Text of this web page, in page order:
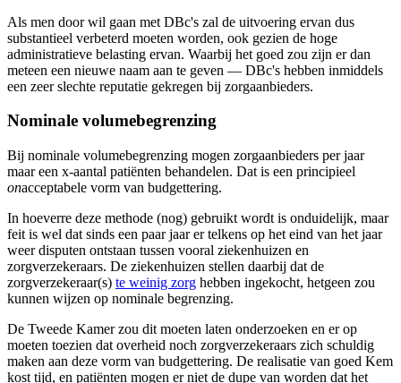
Als men door wil gaan met DBc's zal de uitvoering ervan dus
substantieel verbeterd moeten worden, ook gezien de hoge
administratieve belasting ervan. Waarbij het goed zou zijn er dan
meteen een nieuwe naam aan te geven — DBc's hebben inmiddels
een zeer slechte reputatie gekregen bij zorgaanbieders.
Nominale volumebegrenzing
Bij nominale volumebegrenzing mogen zorgaanbieders per jaar
maar een x-aantal patiënten behandelen. Dat is een principieel
onacceptabele vorm van budgettering.
In hoeverre deze methode (nog) gebruikt wordt is onduidelijk, maar
feit is wel dat sinds een paar jaar er telkens op het eind van het jaar
weer disputen ontstaan tussen vooral ziekenhuizen en
zorgverzekeraars. De ziekenhuizen stellen daarbij dat de
zorgverzekeraar(s) te weinig zorg hebben ingekocht, hetgeen zou
kunnen wijzen op nominale begrenzing.
De Tweede Kamer zou dit moeten laten onderzoeken en er op
moeten toezien dat overheid noch zorgverzekeraars zich schuldig
maken aan deze vorm van budgettering. De realisatie van goed Kem
kost tijd, en patiënten mogen er niet de dupe van worden dat het